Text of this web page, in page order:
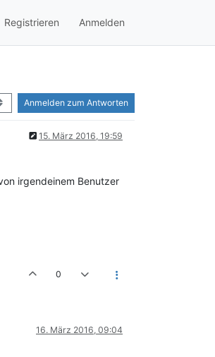
Registrieren Anmelden
Anmelden zum Antworten
15. März 2016, 19:59
irgendeinem Benutzer
0
16. März 2016, 09:04